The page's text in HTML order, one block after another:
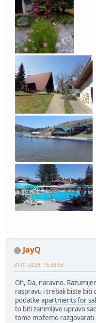
JayQ
31-01-2023, 16:33:03
Oh, Da, naravno.
raspravu i trebali biste biti
podatke apartments for
to biti zanimljivo upravo
tome možemo razgovarati